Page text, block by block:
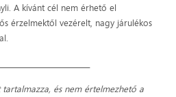
A kívánt cél nem érhető el
érzelmektől vezérelt, nagy járulékos
és nem értelmezhető a